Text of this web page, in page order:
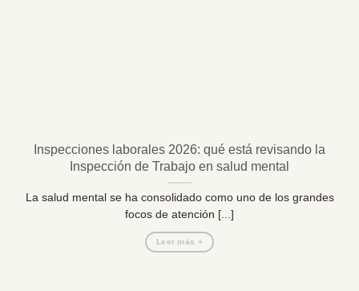
Inspecciones laborales 2026: qué está revisando la
Inspección de Trabajo en salud mental
La salud mental se ha consolidado como uno de los grandes
focos de atención [...]
Leer más +